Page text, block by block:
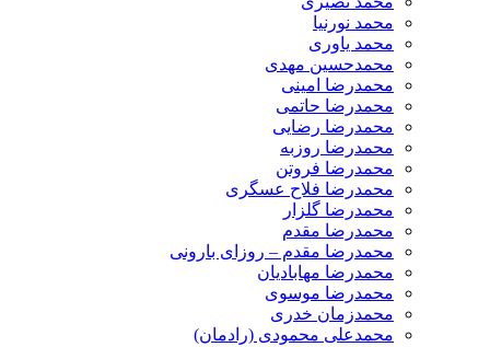
محمد نورنیا
محمد یاوری
محمدحسین مهدی
محمدرضا امینی
محمدرضا حاتمی
محمدرضا رضایی
محمدرضا روزبه
محمدرضا فروتن
محمدرضا فلاح عسگری
محمدرضا گلزار
محمدرضا مقدم
محمدرضا مقدم – روزای بارونی
محمدرضا مهابادیان
محمدرضا موسوی
محمدزمان خدری
محمدعلی محمودی (رادمان)